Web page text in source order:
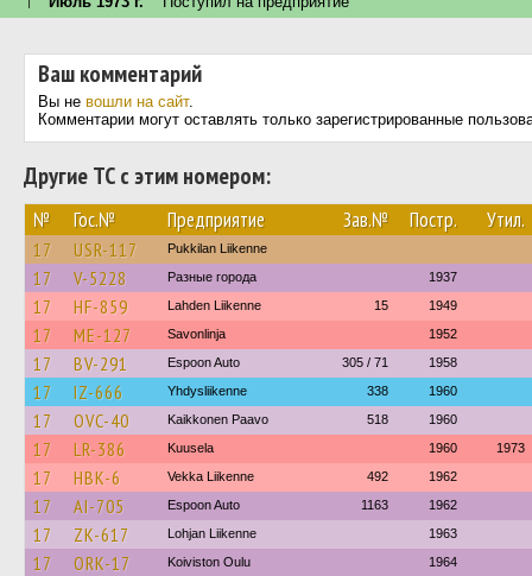
Ваш комментарий
Вы не вошли на сайт.
Комментарии могут оставлять только зарегистрированные
Другие ТС с этим номером:
№ Гос.№ Предприятие Зав.№ Постр. Утил.
17 USR-117 Pukkilan Liikenne
17 V-5228 Разные города 1937
17 HF-859 Lahden Liikenne 15 1949
17 ME-127 Savonlinja 1952
17 BV-291 Espoon Auto 305 / 71 1958
17 IZ-666 Yhdysliikenne 338 1960
17 OVC-40 Kaikkonen Paavo 518 1960
17 LR-386 Kuusela 1960 1973
17 HBK-6 Vekka Liikenne 492 1962
17 AI-705 Espoon Auto 1163 1962
17 ZK-617 Lohjan Liikenne 1963
17 ORK-17 Koiviston Oulu 1964